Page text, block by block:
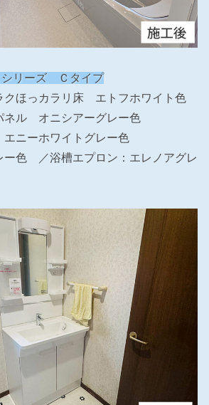
リーズ Ｃタイプ
ほっカラリ床 エトフホワイト色
ル オニシアーグレー色
ーホワイトグレー色
ー色 ／浴槽エプロン：エレノアグレ